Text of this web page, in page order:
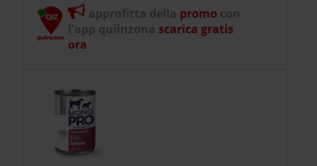
approfitta della promo con
l'app quiinzona scarica gratis
ora